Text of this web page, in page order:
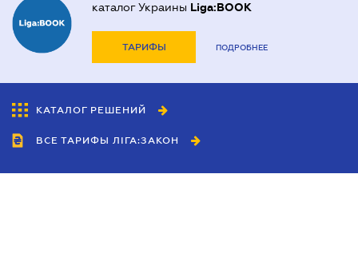
каталог Украины Liga:BOOK
ТАРИФЫ ПОДРОБНЕЕ
КАТАЛОГ РЕШЕНИЙ
ВСЕ ТАРИФЫ ЛІГА:ЗАКОН